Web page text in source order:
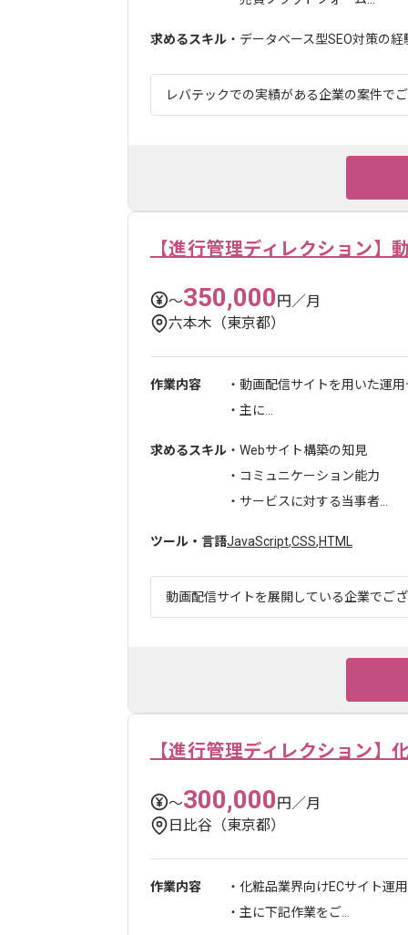
求めるスキル ・データベース型SEO対策の
レバテックでの実績がある企業の案件で
【進行管理ディレクション】
〜350,000円／月
六本木（東京都）
作業内容
・動画配信サイトを用いた運
・主に...
求めるスキル ・Webサイト構築の知見
・コミュニケーション能力
・サービスに対する当事者...
ツール・言語JavaScript,CSS,HTML
動画配信サイトを展開している企業でご
【進行管理ディレクション】
〜300,000円／月
日比谷（東京都）
作業内容
・化粧品業界向けECサイト運
・主に下記作業をご...